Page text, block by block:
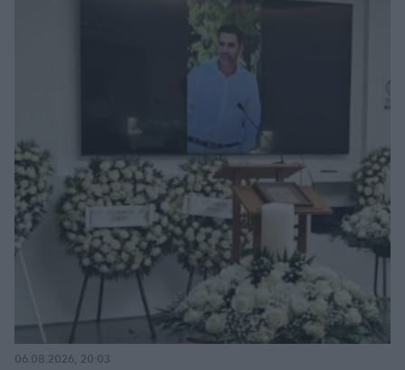
06.08.2026, 20:03